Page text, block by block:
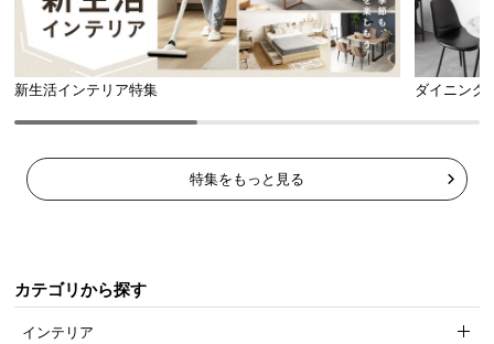
約56.5㎝ 約38㎝ 約37.5㎝
2枚の棚板付き
物をしまうことができます。
新生活インテリア特集 ダイニング
特集をもっと見る
カテゴリから探す
インテリア